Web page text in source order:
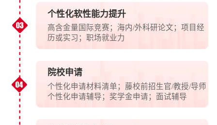
个性化软性能力提升
高含金量国际竞赛；海内/外科研论文；项目经
历或实习；职场就业力
院校申请
个性化申请材料清单；藤校前招生官/教授/导师
个性化申请辅导；奖学金申请；面试辅导